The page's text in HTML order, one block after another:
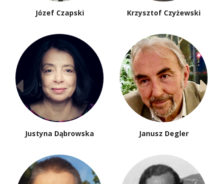
Józef Czapski Krzysztof Czyżewski
Justyna Dąbrowska Janusz Degler